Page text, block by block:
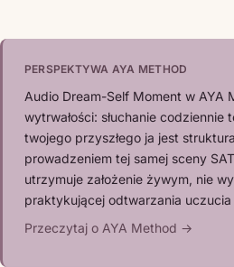
PERSPEKTYWA AYA METHOD
Audio Dream-Self Moment w AYA
wytrwałości: słuchanie codziennie
twojego przyszłego ja jest
prowadzeniem tej samej sceny
utrzymuje założenie żywym, nie
praktykującej odtwarzania
Przeczytaj o AYA Method →